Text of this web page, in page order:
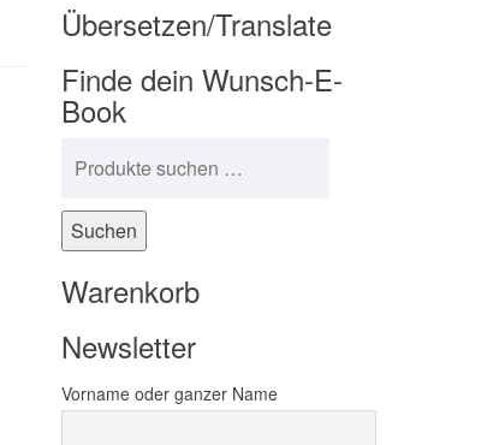
Übersetzen/Translate
Finde dein Wunsch-E-
Book
Suchen
Warenkorb
Newsletter
Vorname oder ganzer Name